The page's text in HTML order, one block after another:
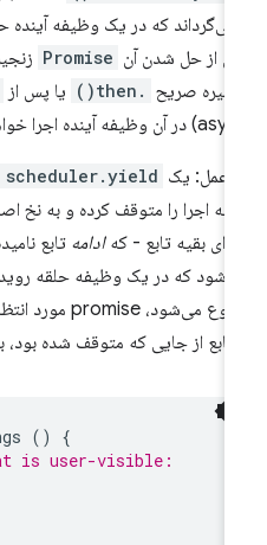
که در یک وظیفه آینده حل
از حل شدن آن Promise
صریح .then() یا پس از
عمل: یک scheduler.yield()
بقیه تابع - که ادامهتابع نامیده
که در یک وظیفه حلقه رویداد
از جایی که متوقف شده بود، به
()
is user-visible: